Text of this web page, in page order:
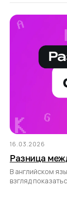
16.03.2026
Разница
В английском
взгляд